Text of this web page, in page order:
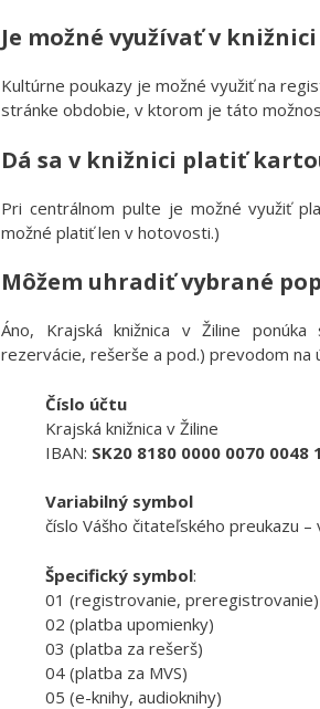
Je možné využívať v
Kultúrne poukazy je možné využiť na
stránke obdobie, v ktorom je táto
Dá sa v knižnici platiť
Pri centrálnom pulte je možné využiť
možné platiť len v hotovosti.)
Môžem uhradiť vybrané
Áno, Krajská knižnica v Žiline
rezervácie, rešerše a pod.) prevodom
Číslo účtu
Krajská knižnica v Žiline
IBAN: SK20 8180 0000 0070 0048
Variabilný symbol
číslo Vášho čitateľského preukazu
Špecifický symbol:
01 (registrovanie, preregistrovanie)
02 (platba upomienky)
03 (platba za rešerš)
04 (platba za MVS)
05 (e-knihy, audioknihy)